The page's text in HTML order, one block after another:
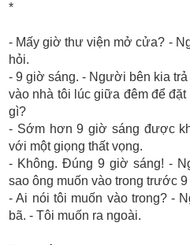
*
- Mấy giờ thư viện mở cửa? -
hỏi.
- 9 giờ sáng. - Người bên kia
vào nhà tôi lúc giữa đêm để
gì?
- Sớm hơn 9 giờ sáng được
với một giọng thất vọng.
- Không. Đúng 9 giờ sáng! -
sao ông muốn vào trong trước
- Ai nói tôi muốn vào trong? -
bã. - Tôi muốn ra ngoài.